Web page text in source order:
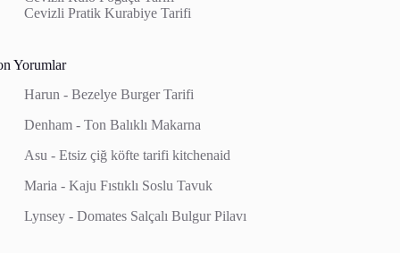
Cevizli Pratik Kurabiye Tarifi
Yorumlar
Harun -Bezelye Burger Tarifi
Denham -Ton Balıklı Makarna
Asu -Etsiz çiğ köfte tarifi kitchenaid
Maria -Kaju Fıstıklı Soslu Tavuk
Lynsey -Domates Salçalı Bulgur Pilavı